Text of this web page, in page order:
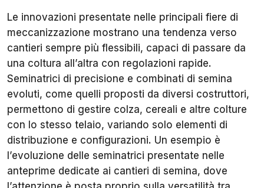
Le innovazioni presentate nelle principali fiere di
meccanizzazione mostrano una tendenza verso
cantieri sempre più flessibili, capaci di passare da
una coltura all’altra con regolazioni rapide.
Seminatrici di precisione e combinati di semina
evoluti, come quelli proposti da diversi costruttori,
permettono di gestire colza, cereali e altre colture
con lo stesso telaio, variando solo elementi di
distribuzione e configurazioni. Un esempio è
l’evoluzione delle seminatrici presentate nelle
anteprime dedicate ai cantieri di semina, dove